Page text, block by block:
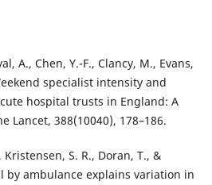
A., Chen, Y.-F., Clancy, M., Evans,
specialist intensity and
hospital trusts in England: A
Lancet, 388(10040), 178–186.
S. R., Doran, T., &
by ambulance explains variation in